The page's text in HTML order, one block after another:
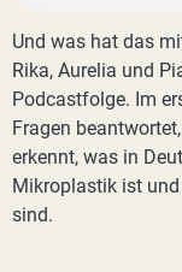
Und was hat das
Rika, Aurelia und
Podcastfolge. Im
Fragen
erkennt, was in
Mikroplastik ist
sind.